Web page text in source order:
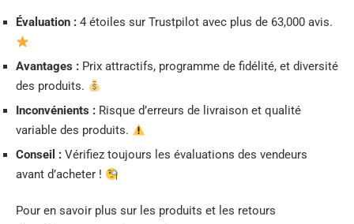
Évaluation : 4 étoiles sur Trustpilot avec plus de 63,000 avis.
Avantages : Prix attractifs, programme de fidélité, et diversité
des produits.
Inconvénients : Risque d’erreurs de livraison et qualité
variable des produits.
Conseil : Vérifiez toujours les évaluations des vendeurs
avant d’acheter !
Pour en savoir plus sur les produits et les retours